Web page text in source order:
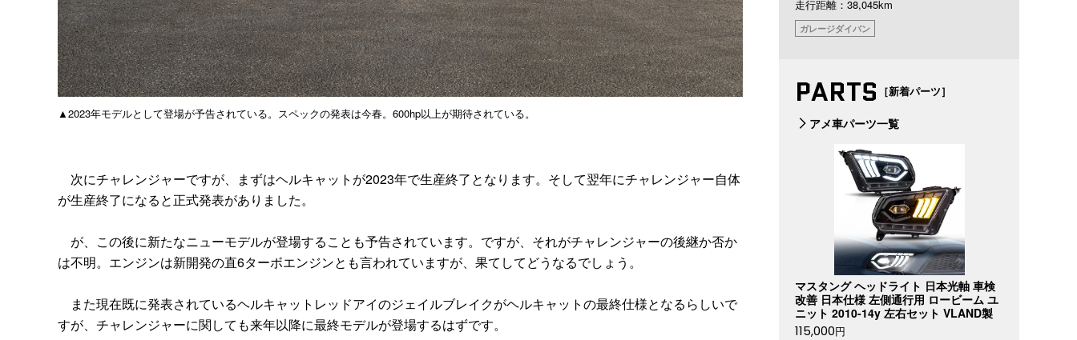
▲2023年モデルとして登場が予告されている。スペックの発表は今春。600hp以上が期待されている。
次にチャレンジャーですが、まずはヘルキャットが2023年で生産終了となります。そして翌年にチャレンジャー自体
が生産終了になると正式発表がありました。
が、この後に新たなニューモデルが登場することも予告されています。ですが、それがチャレンジャーの後継か否か
は不明。エンジンは新開発の直6ターボエンジンとも言われていますが、果てしてどうなるでしょう。
また現在既に発表されているヘルキャットレッドアイのジェイルブレイクがヘルキャットの最終仕様となるらしいで
すが、チャレンジャーに関しても来年以降に最終モデルが登場するはずです。
走行距離：38,045km
ガレージダイバン
PARTS ［新着パーツ］
アメ車パーツ一覧
マスタング ヘッドライト 日本光軸 車検
改善 日本仕様 左側通行用 ロービーム ユ
ニット 2010-14y 左右セット VLAND製
115,000円